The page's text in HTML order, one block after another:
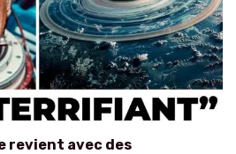
revient avec des